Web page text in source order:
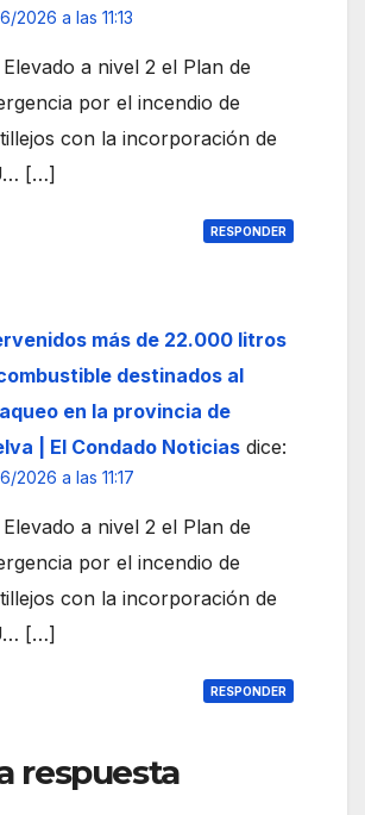
2026 a las 11:13
a nivel 2 el Plan de
por el incendio de
con la incorporación de
[…]
RESPONDER
más de 22.000 litros
destinados al
en la provincia de
| El Condado Noticias dice:
2026 a las 11:17
a nivel 2 el Plan de
por el incendio de
con la incorporación de
[…]
RESPONDER
respuesta